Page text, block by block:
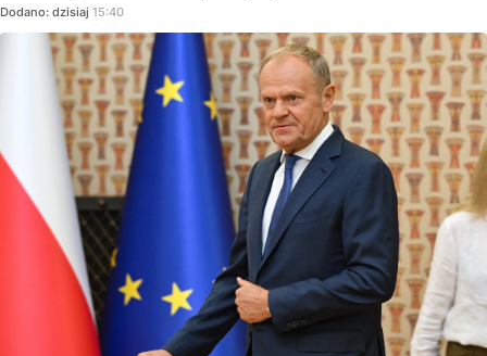
Dodano: dzisiaj 15:40